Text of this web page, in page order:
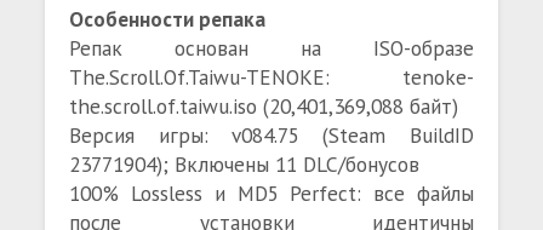
Особенности репака
Репак основан на ISO-образе
The.Scroll.Of.Taiwu-TENOKE: tenoke-
the.scroll.of.taiwu.iso (20,401,369,088 байт)
Версия игры: v084.75 (Steam BuildID
23771904); Включены 11 DLC/бонусов
100% Lossless и MD5 Perfect: все файлы
после установки идентичны